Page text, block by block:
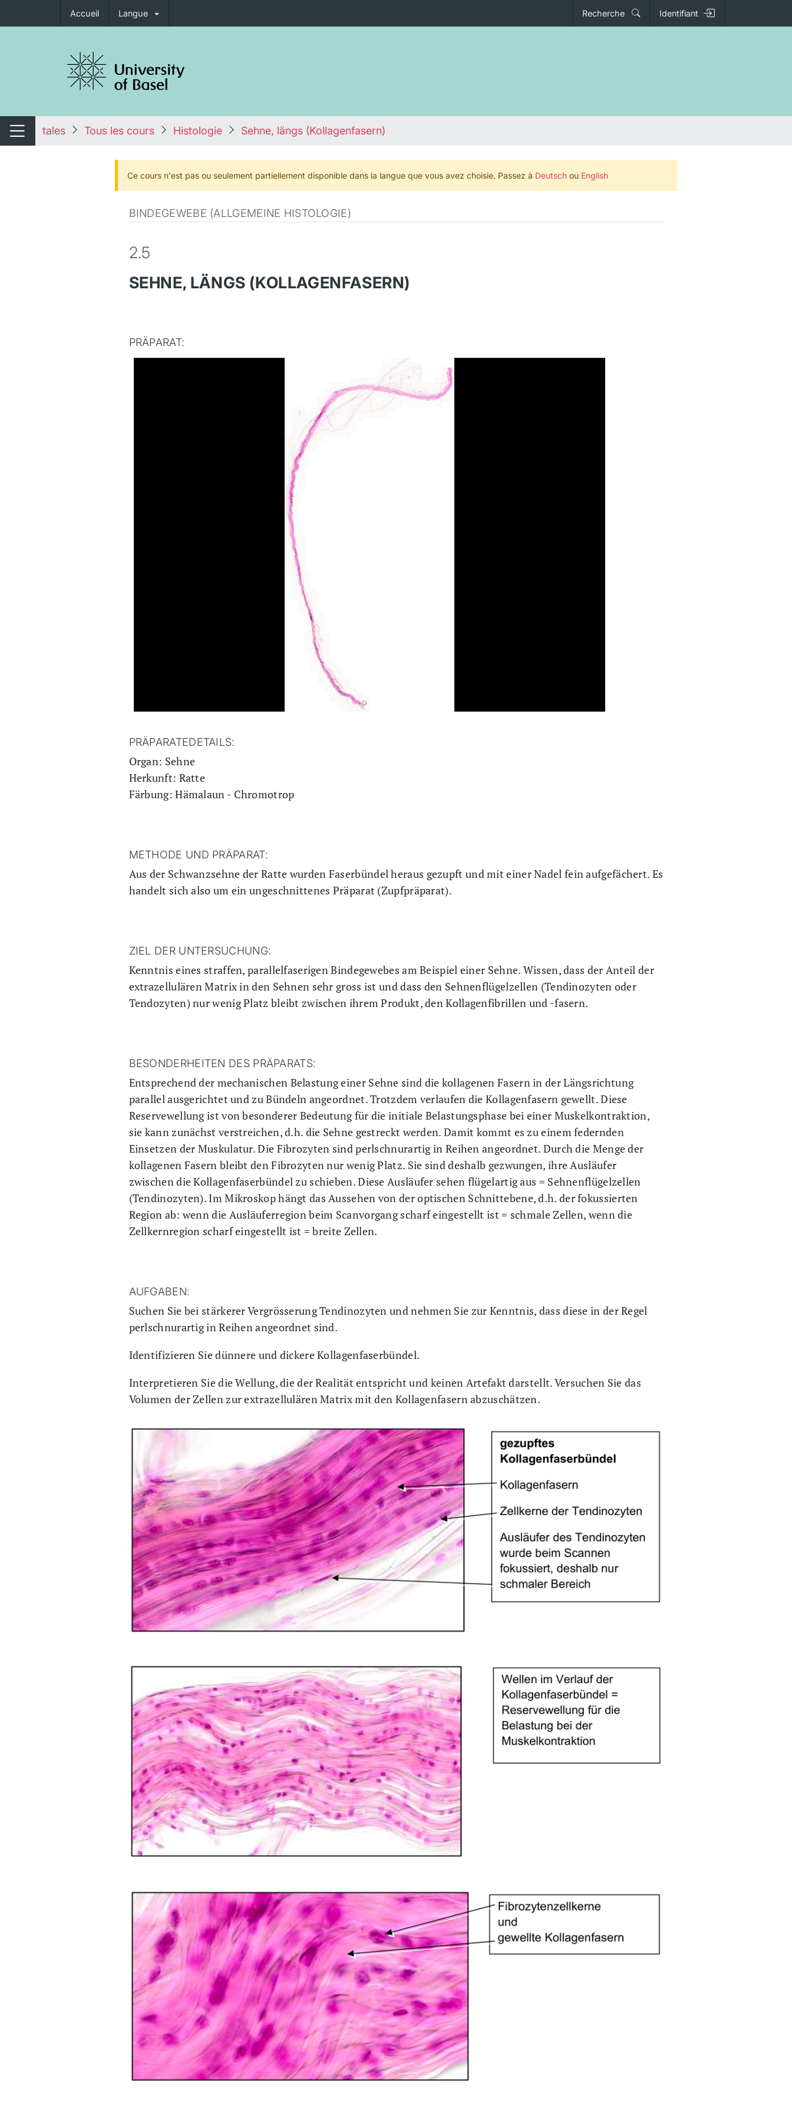
Accueil Langue Recherche Identifiant
de navigation
Changer de navigation
tales Tous les cours Histologie Sehne, längs (Kollagenfasern)
Ce cours n'est pas ou seulement partiellement disponible dans la langue que vous avez choisie. Passez à Deutschou English
BINDEGEWEBE (ALLGEMEINE HISTOLOGIE)
2.5
SEHNE, LÄNGS (KOLLAGENFASERN)
PRÄPARAT:
PRÄPARATEDETAILS:
Organ: Sehne
Herkunft: Ratte
Färbung: Hämalaun - Chromotrop
METHODE UND PRÄPARAT:
Aus der Schwanzsehne der Ratte wurden Faserbündel heraus gezupft und mit einer Nadel fein aufgefächert. Es
handelt sich also um ein ungeschnittenes Präparat (Zupfpräparat).
ZIEL DER UNTERSUCHUNG:
Kenntnis eines straffen, parallelfaserigen Bindegewebes am Beispiel einer Sehne. Wissen, dass der Anteil der
extrazellulären Matrix in den Sehnen sehr gross ist und dass den Sehnenflügelzellen (Tendinozyten oder
Tendozyten) nur wenig Platz bleibt zwischen ihrem Produkt, den Kollagenfibrillen und -fasern.
BESONDERHEITEN DES PRÄPARATS:
Entsprechend der mechanischen Belastung einer Sehne sind die kollagenen Fasern in der Längsrichtung
parallel ausgerichtet und zu Bündeln angeordnet. Trotzdem verlaufen die Kollagenfasern gewellt. Diese
Reservewellung ist von besonderer Bedeutung für die initiale Belastungsphase bei einer Muskelkontraktion,
sie kann zunächst verstreichen, d.h. die Sehne gestreckt werden. Damit kommt es zu einem federnden
Einsetzen der Muskulatur. Die Fibrozyten sind perlschnurartig in Reihen angeordnet. Durch die Menge der
kollagenen Fasern bleibt den Fibrozyten nur wenig Platz. Sie sind deshalb gezwungen, ihre Ausläufer
zwischen die Kollagenfaserbündel zu schieben. Diese Ausläufer sehen flügelartig aus = Sehnenflügelzellen
(Tendinozyten). Im Mikroskop hängt das Aussehen von der optischen Schnittebene, d.h. der fokussierten
Region ab: wenn die Ausläuferregion beim Scanvorgang scharf eingestellt ist = schmale Zellen, wenn die
Zellkernregion scharf eingestellt ist = breite Zellen.
AUFGABEN:
Suchen Sie bei stärkerer Vergrösserung Tendinozyten und nehmen Sie zur Kenntnis, dass diese in der Regel
perlschnurartig in Reihen angeordnet sind.
Identifizieren Sie dünnere und dickere Kollagenfaserbündel.
Interpretieren Sie die Wellung, die der Realität entspricht und keinen Artefakt darstellt. Versuchen Sie das
Volumen der Zellen zur extrazellulären Matrix mit den Kollagenfasern abzuschätzen.